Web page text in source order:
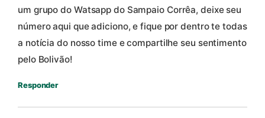
um grupo do Watsapp do Sampaio Corrêa, deixe seu
número aqui que adiciono, e fique por dentro te todas
a notícia do nosso time e compartilhe seu sentimento
pelo Bolivão!
Responder